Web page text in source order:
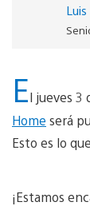
El jueves 3
Home será
Esto es lo
¡Estamos